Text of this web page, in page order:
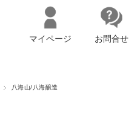
マイページへログイン
マイページ お問合せ
八海山/八海醸造